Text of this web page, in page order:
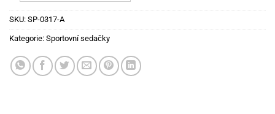
SKU: SP-0317-A
Kategorie: Sportovní sedačky